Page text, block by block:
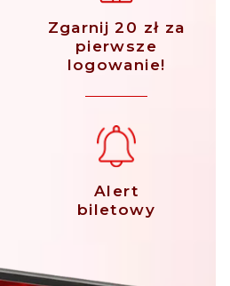
Zgarnij 20 zł za
pierwsze
logowanie!
Alert
biletowy